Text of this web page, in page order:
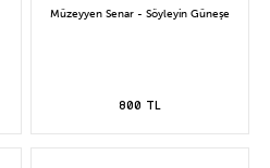
Müzeyyen Senar - Söyleyin Güneşe
800 TL